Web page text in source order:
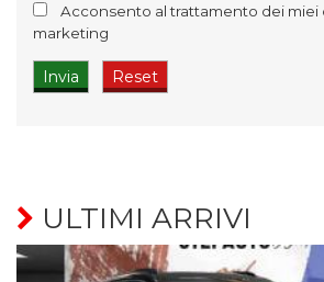
Acconsento al trattamento dei miei
marketing
ULTIMI ARRIVI